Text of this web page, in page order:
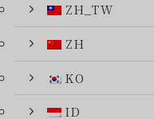
ZH_TW
ZH
KO
ID